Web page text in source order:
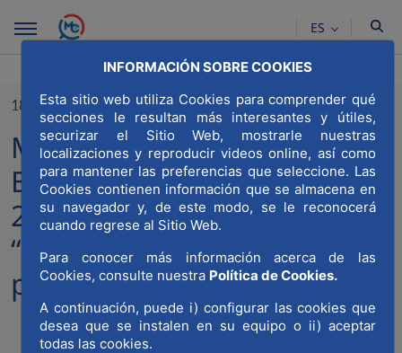
Saltar al contenido principal
INFORMACIÓN SOBRE COOKIES
Esta sitio web utiliza Cookies para comprender qué
secciones le resultan más interesantes y útiles,
securizar el Sitio Web, mostrarle nuestras
localizaciones y reproducir videos online, así como
para mantener las preferencias que seleccione. Las
Cookies contienen información que se almacena en
su navegador y, de este modo, se le reconocerá
cuando regrese al Sitio Web.
Para conocer más información acerca de las
Cookies, consulte nuestra Política de Cookies.
A continuación, puede i) configurar las cookies que
desea que se instalen en su equipo o ii) aceptar
todas las cookies.
ES
18/09/2025
MWCC se suma a la Semana
Europea de la Movilidad
2025 bajo el lema
“Movilidad para todas las
personas”